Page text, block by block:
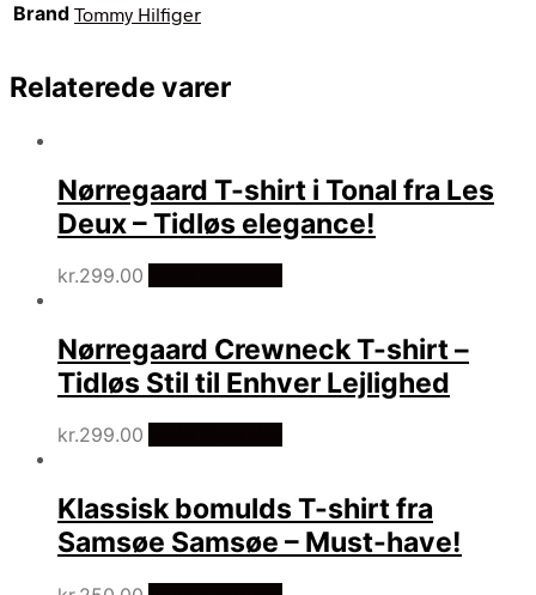
Brand Tommy Hilfiger
Relaterede varer
Nørregaard T-shirt i Tonal fra Les
Deux – Tidløs elegance!
kr.299.00
Nørregaard Crewneck T-shirt –
Tidløs Stil til Enhver Lejlighed
kr.299.00
Klassisk bomulds T-shirt fra
Samsøe Samsøe – Must-have!